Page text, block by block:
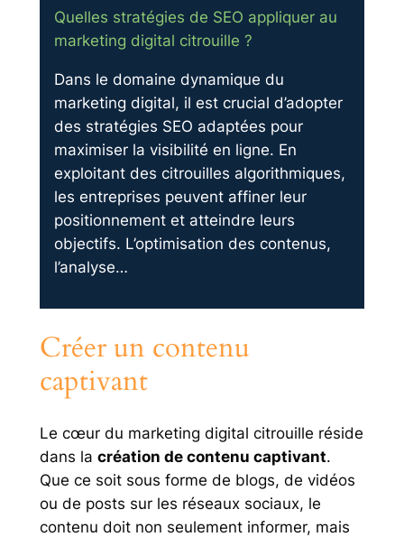
Quelles stratégies de SEO appliquer au
marketing digital citrouille ?
Dans le domaine dynamique du
marketing digital, il est crucial d’adopter
des stratégies SEO adaptées pour
maximiser la visibilité en ligne. En
exploitant des citrouilles algorithmiques,
les entreprises peuvent affiner leur
positionnement et atteindre leurs
objectifs. L’optimisation des contenus,
l’analyse…
Créer un contenu
captivant
Le cœur du marketing digital citrouille réside
dans la création de contenu captivant.
Que ce soit sous forme de blogs, de vidéos
ou de posts sur les réseaux sociaux, le
contenu doit non seulement informer, mais